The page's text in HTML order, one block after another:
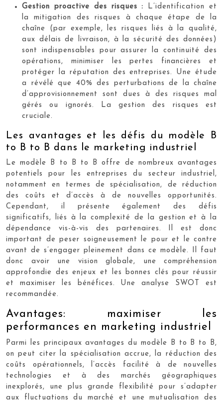
Gestion proactive des risques : L’identification et
la mitigation des risques à chaque étape de la
chaîne (par exemple, les risques liés à la qualité,
aux délais de livraison, à la sécurité des données)
sont indispensables pour assurer la continuité des
opérations, minimiser les pertes financières et
protéger la réputation des entreprises. Une étude
a révélé que 40% des perturbations de la chaîne
d’approvisionnement sont dues à des risques mal
gérés ou ignorés. La gestion des risques est
cruciale.
Les avantages et les défis du modèle B
to B to B dans le marketing industriel
Le modèle B to B to B offre de nombreux avantages
potentiels pour les entreprises du secteur industriel,
notamment en termes de spécialisation, de réduction
des coûts et d’accès à de nouvelles opportunités.
Cependant, il présente également des défis
significatifs, liés à la complexité de la gestion et à la
dépendance vis-à-vis des partenaires. Il est donc
important de peser soigneusement le pour et le contre
avant de s’engager pleinement dans ce modèle. Il faut
donc avoir une vision globale, une compréhension
approfondie des enjeux et les bonnes clés pour réussir
et maximiser les bénéfices. Une analyse SWOT est
recommandée.
Avantages: maximiser les
performances en marketing industriel
Parmi les principaux avantages du modèle B to B to B,
on peut citer la spécialisation accrue, la réduction des
coûts opérationnels, l’accès facilité à de nouvelles
technologies et à des marchés géographiques
inexplorés, une plus grande flexibilité pour s’adapter
aux fluctuations du marché et une mutualisation des